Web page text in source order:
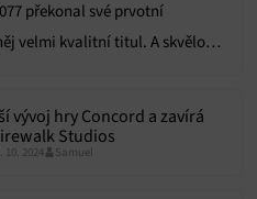
překonal své prvotní
velmi kvalitní titul. A skvělou
oficiálně přešly do
protože už v roce 2022…
vývoj hry Concord a zavírá
Studios
10. 2024 Samuel